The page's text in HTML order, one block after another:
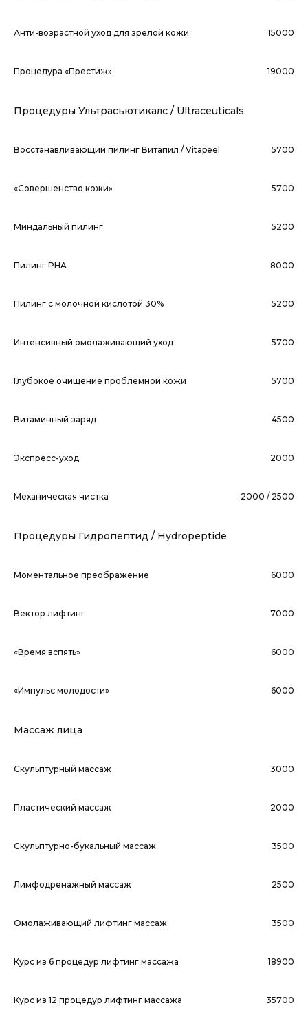
Анти-возрастной уход для зрелой кожи 15000
Процедура «Престиж» 19000
Процедуры Ультрасьютикалс / Ultraceuticals
Восстанавливающий пилинг Витапил / Vitapeel 5700
«Совершенство кожи» 5700
Миндальный пилинг 5200
Пилинг PHA 8000
Пилинг с молочной кислотой 30% 5200
Интенсивный омолаживающий уход 5700
Глубокое очищение проблемной кожи 5700
Витаминный заряд 4500
Экспресс-уход 2000
Механическая чистка 2000 / 2500
Процедуры Гидропептид / Hydropeptide
Моментальное преображение 6000
Вектор лифтинг 7000
«Время вспять» 6000
«Импульс молодости» 6000
Массаж лица
Скульптурный массаж 3000
Пластический массаж 2000
Скульптурно-букальный массаж 3500
Лимфодренажный массаж 2500
Омолаживающий лифтинг массаж 3500
Курс из 6 процедур лифтинг массажа 18900
Курс из 12 процедур лифтинг массажа 35700